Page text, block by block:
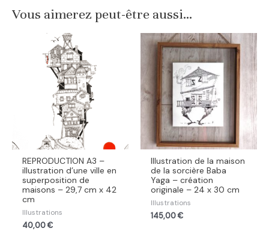
Vous aimerez peut-être aussi…
REPRODUCTION A3 –
illustration d’une ville en
superposition de
maisons – 29,7 cm x 42
cm
Illustrations
40,00€
Illustration de la maison
de la sorcière Baba
Yaga – création
originale – 24 x 30 cm
Illustrations
145,00€